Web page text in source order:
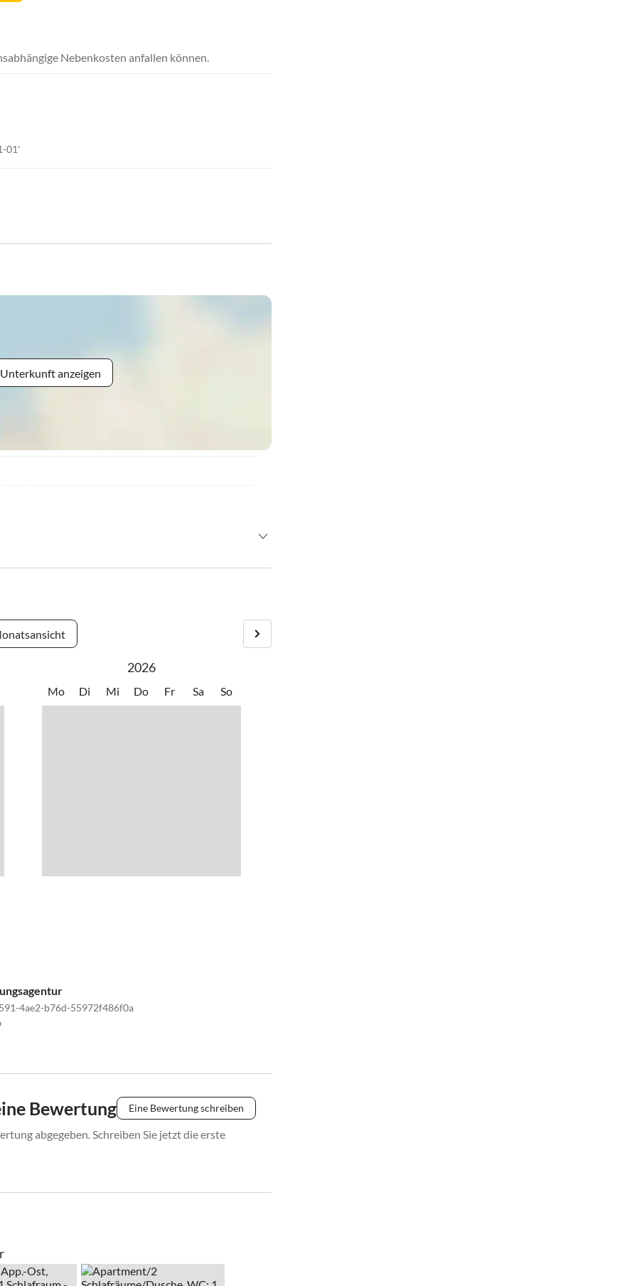
Nebenkosten anfallen können.
01'
Unterkunft anzeigen
Höhenfeld
Liezen - Ennstalbundesstraße B320 - Gröbming -
Ennstal- Ennstalbundesstraße B320 - Haus im
2026
Mo Di Mi Do Fr Sa So
4ae2-b76d-55972f486f0a
Bewertung Eine Bewertung schreiben
abgegeben. Schreiben Sie jetzt die erste